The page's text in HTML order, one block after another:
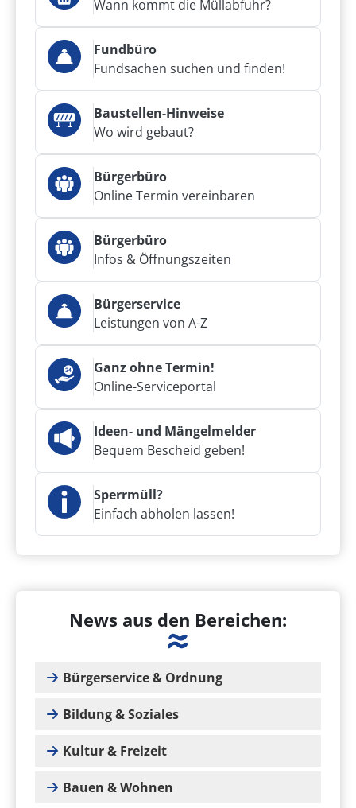
Wann kommt die Müllabfuhr?
Fundbüro
Fundsachen suchen und finden!
Baustellen-Hinweise
Wo wird gebaut?
Bürgerbüro
Online Termin vereinbaren
Bürgerbüro
Infos & Öffnungszeiten
Bürgerservice
Leistungen von A-Z
Ganz ohne Termin!
Online-Serviceportal
Ideen- und Mängelmelder
Bequem Bescheid geben!
Sperrmüll?
Einfach abholen lassen!
News aus den Bereichen:
Bürgerservice & Ordnung
Bildung & Soziales
Kultur & Freizeit
Bauen & Wohnen